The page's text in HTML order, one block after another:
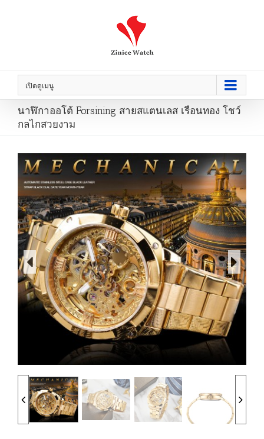
เปิดดูเมนู
นาฬิกาออโต้ Forsining สายสแตนเลส เรือนทอง โชว์
กลไกสวยงาม